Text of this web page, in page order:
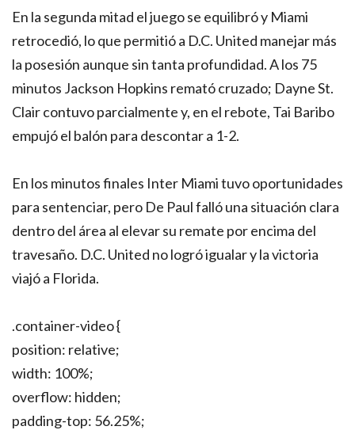
En la segunda mitad el juego se equilibró y Miami
retrocedió, lo que permitió a D.C. United manejar más
la posesión aunque sin tanta profundidad. A los 75
minutos Jackson Hopkins remató cruzado; Dayne St.
Clair contuvo parcialmente y, en el rebote, Tai Baribo
empujó el balón para descontar a 1-2.
En los minutos finales Inter Miami tuvo oportunidades
para sentenciar, pero De Paul falló una situación clara
dentro del área al elevar su remate por encima del
travesaño. D.C. United no logró igualar y la victoria
viajó a Florida.
.container-video {
position: relative;
width: 100%;
overflow: hidden;
padding-top: 56.25%;